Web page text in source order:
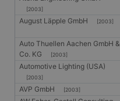
[2003]
August Läpple GmbH [2003]
Auto Thuellen Aachen GmbH &
Co. KG
[2003]
Automotive Lighting (USA)
[2003]
AVP GmbH [2003]